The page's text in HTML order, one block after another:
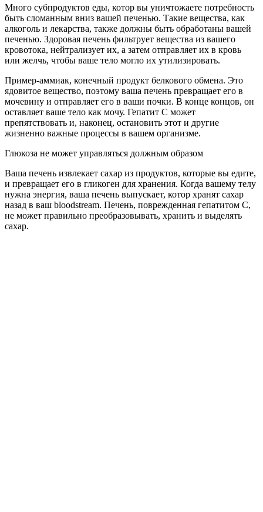
Много субпродуктов еды, котор вы уничтожаете потребность
быть сломанным вниз вашей печенью. Такие вещества, как
алкоголь и лекарства, также должны быть обработаны вашей
печенью. Здоровая печень фильтрует вещества из вашего
кровотока, нейтрализует их, а затем отправляет их в кровь
или желчь, чтобы ваше тело могло их утилизировать.
Пример-аммиак, конечный продукт белкового обмена. Это
ядовитое вещество, поэтому ваша печень превращает его в
мочевину и отправляет его в ваши почки. В конце концов, он
оставляет ваше тело как мочу. Гепатит С может
препятствовать и, наконец, остановить этот и другие
жизненно важные процессы в вашем организме.
Глюкоза не может управляться должным образом
Ваша печень извлекает сахар из продуктов, которые вы едите,
и превращает его в гликоген для хранения. Когда вашему телу
нужна энергия, ваша печень выпускает, котор хранят сахар
назад в ваш bloodstream. Печень, поврежденная гепатитом С,
не может правильно преобразовывать, хранить и выделять
сахар.